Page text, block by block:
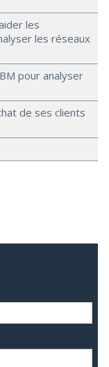
les
les réseaux
pour analyser
de ses clients